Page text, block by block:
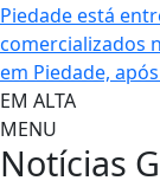
Piedade está
comercializados
em Piedade,
EM ALTA
MENU
Notícias